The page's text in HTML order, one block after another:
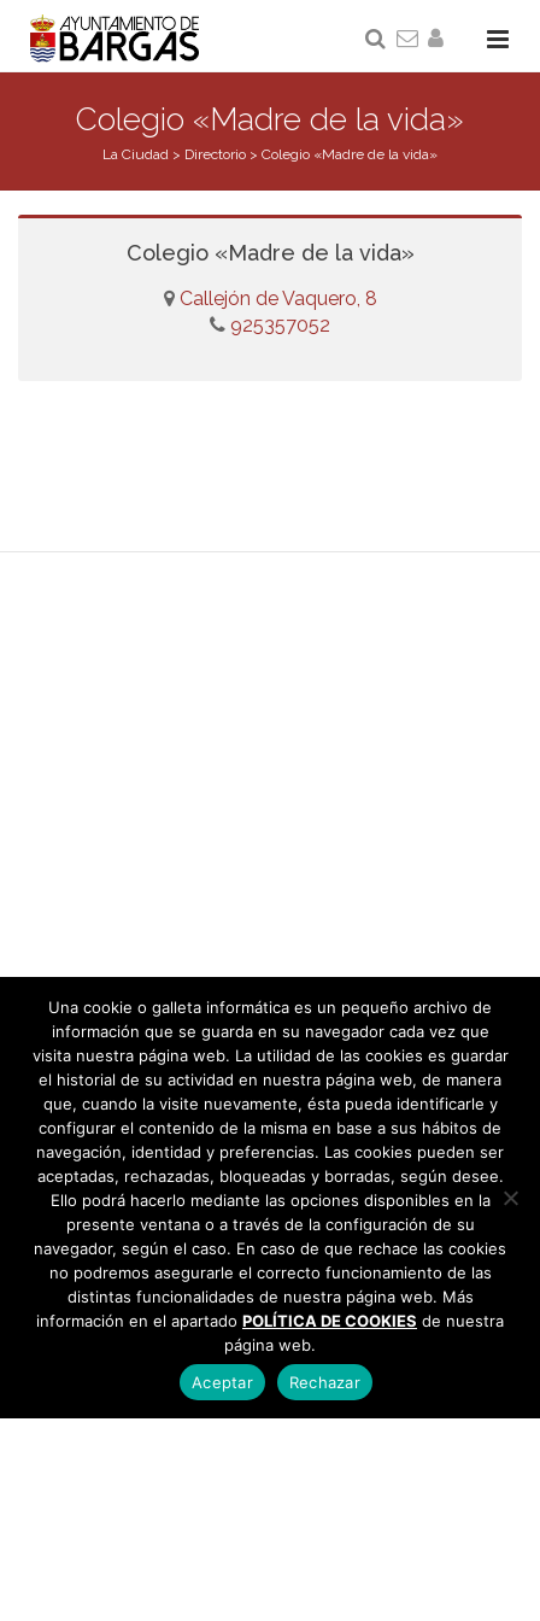
Colegio «Madre de la vida»
La Ciudad > Directorio > Colegio «Madre de la vida»
Colegio «Madre de la vida»
Callejón de Vaquero, 8
925357052
Una cookie o galleta informática es un pequeño archivo de
información que se guarda en su navegador cada vez que
visita nuestra página web. La utilidad de las cookies es guardar
el historial de su actividad en nuestra página web, de manera
que, cuando la visite nuevamente, ésta pueda identificarle y
configurar el contenido de la misma en base a sus hábitos de
navegación, identidad y preferencias. Las cookies pueden ser
aceptadas, rechazadas, bloqueadas y borradas, según desee.
Ello podrá hacerlo mediante las opciones disponibles en la
presente ventana o a través de la configuración de su
navegador, según el caso. En caso de que rechace las cookies
no podremos asegurarle el correcto funcionamiento de las
distintas funcionalidades de nuestra página web. Más
información en el apartado POLÍTICA DE COOKIES de nuestra
página web.
Aceptar
Rechazar